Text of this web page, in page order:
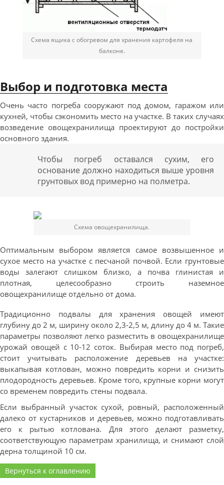
Схема ящика с обогревом для хранения картофеля на
балконе.
Выбор и подготовка места
Очень часто погреба сооружают под домом, гаражом или
кухней, чтобы сэкономить место на участке. В таких случаях
возведение овощехранилища проектируют до постройки
основного здания.
Чтобы погреб оставался сухим, его
основание должно находиться выше уровня
грунтовых вод примерно на полметра.
Схема овощехранилища.
Оптимальным выбором является самое возвышенное и
сухое место на участке с песчаной почвой. Если грунтовые
воды залегают слишком близко, а почва глинистая и
плотная, целесообразно строить наземное
овощехранилище отдельно от дома.
Традиционно подвалы для хранения овощей имеют
глубину до 2 м, ширину около 2,3-2,5 м, длину до 4 м. Такие
параметры позволяют легко разместить в овощехранилище
урожай овощей с 10-12 соток. Выбирая место под погреб,
стоит учитывать расположение деревьев на участке:
выкапывая котлован, можно повредить корни и снизить
плодородность деревьев. Кроме того, крупные корни могут
со временем повредить стены подвала.
Если выбранный участок сухой, ровный, расположенный
далеко от кустарников и деревьев, можно подготавливать
его к рытью котлована. Для этого делают разметку,
соответствующую параметрам хранилища, и снимают слой
дерна толщиной 10 см.
Вернуться к оглавлению